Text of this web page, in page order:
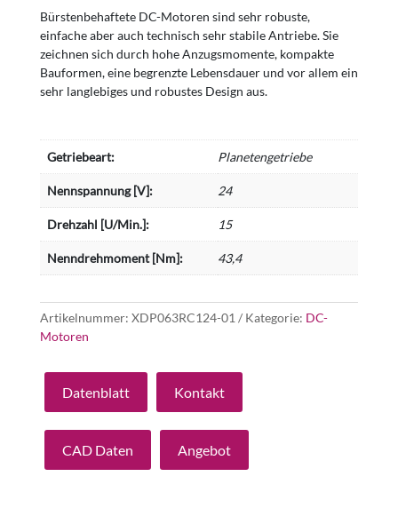
Bürstenbehaftete DC-Motoren sind sehr robuste,
einfache aber auch technisch sehr stabile Antriebe. Sie
zeichnen sich durch hohe Anzugsmomente, kompakte
Bauformen, eine begrenzte Lebensdauer und vor allem ein
sehr langlebiges und robustes Design aus.
Getriebeart: Planetengetriebe
Nennspannung [V]: 24
Drehzahl [U/Min.]: 15
Nenndrehmoment [Nm]: 43,4
Artikelnummer: XDP063RC124-01 Kategorie: DC-
Motoren
Datenblatt Kontakt
CAD Daten Angebot